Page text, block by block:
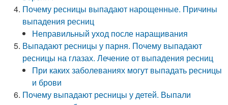
Почему ресницы выпадают нарощенные. Причины
выпадения ресниц
Неправильный уход после наращивания
Выпадают ресницы у парня. Почему выпадают
ресницы на глазах. Лечение от выпадения ресниц
При каких заболеваниях могут выпадать ресницы
и брови
Почему выпадают ресницы у детей. Выпали